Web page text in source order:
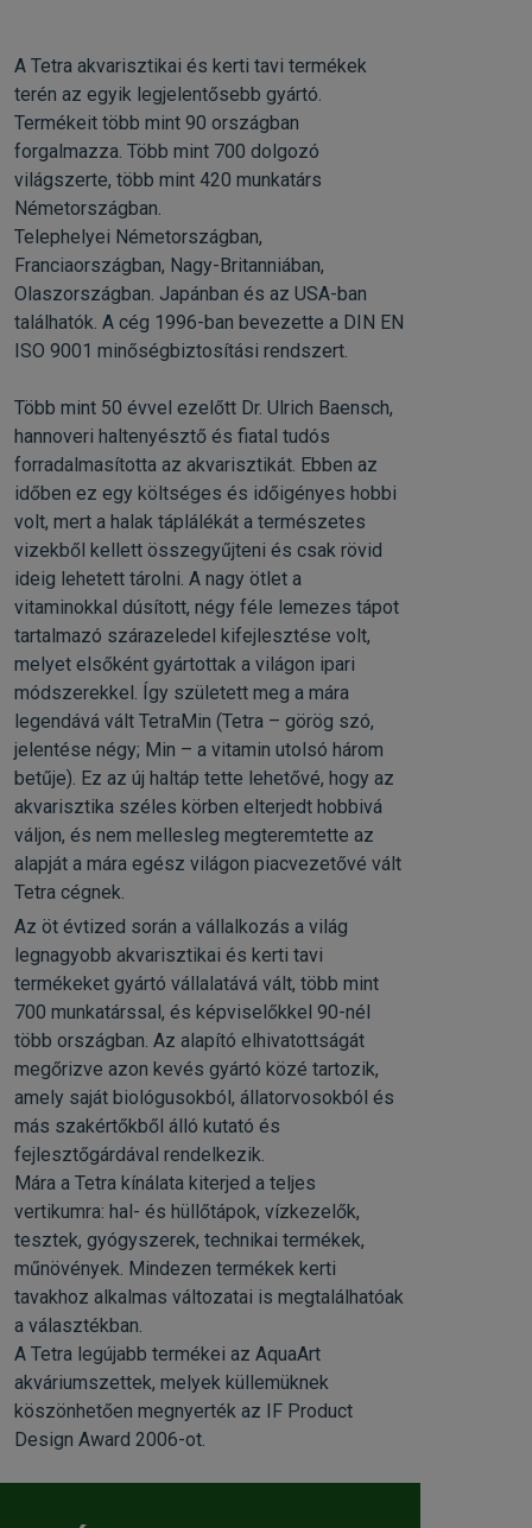
A Tetra akvarisztikai és kerti tavi termékek
terén az egyik legjelentősebb gyártó.
Termékeit több mint 90 országban
forgalmazza. Több mint 700 dolgozó
világszerte, több mint 420 munkatárs
Németországban.
Telephelyei Németországban,
Franciaországban, Nagy-Britanniában,
Olaszországban. Japánban és az USA-ban
találhatók. A cég 1996-ban bevezette a DIN EN
ISO 9001 minőségbiztosítási rendszert.
Több mint 50 évvel ezelőtt Dr. Ulrich Baensch,
hannoveri haltenyésztő és fiatal tudós
forradalmasította az akvarisztikát. Ebben az
időben ez egy költséges és időigényes hobbi
volt, mert a halak táplálékát a természetes
vizekből kellett összegyűjteni és csak rövid
ideig lehetett tárolni. A nagy ötlet a
vitaminokkal dúsított, négy féle lemezes tápot
tartalmazó szárazeledel kifejlesztése volt,
melyet elsőként gyártottak a világon ipari
módszerekkel. Így született meg a mára
legendává vált TetraMin (Tetra – görög szó,
jelentése négy; Min – a vitamin utolsó három
betűje). Ez az új haltáp tette lehetővé, hogy az
akvarisztika széles körben elterjedt hobbivá
váljon, és nem mellesleg megteremtette az
alapját a mára egész világon piacvezetővé vált
Tetra cégnek.
Az öt évtized során a vállalkozás a világ
legnagyobb akvarisztikai és kerti tavi
termékeket gyártó vállalatává vált, több mint
700 munkatárssal, és képviselőkkel 90-nél
több országban. Az alapító elhivatottságát
megőrizve azon kevés gyártó közé tartozik,
amely saját biológusokból, állatorvosokból és
más szakértőkből álló kutató és
fejlesztőgárdával rendelkezik.
Mára a Tetra kínálata kiterjed a teljes
vertikumra: hal- és hüllőtápok, vízkezelők,
tesztek, gyógyszerek, technikai termékek,
műnövények. Mindezen termékek kerti
tavakhoz alkalmas változatai is megtalálhatóak
a választékban.
A Tetra legújabb termékei az AquaArt
akváriumszettek, melyek küllemüknek
köszönhetően megnyerték az IF Product
Design Award 2006-ot.